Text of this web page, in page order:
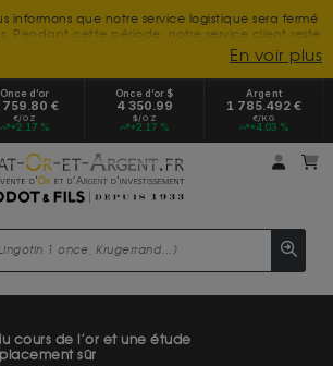
informons que notre service logistique sera fermé
Pendant cette période, notre service client reste
l'été. Vous pouvez nous joindre du lundi au
à 18h, pour toute demande d'information.
de votre compréhension et vous souhaitons un
excellent été.
En voir plus
Once d’or
759.80 €
€/OZ
+2.17 %
Once d’or $
4 350.99
$/OZ
+2.17 %
Argent
1 785.492 €
€/KG
+4.03 %
Mon
cours de l’or et une étude
sûr